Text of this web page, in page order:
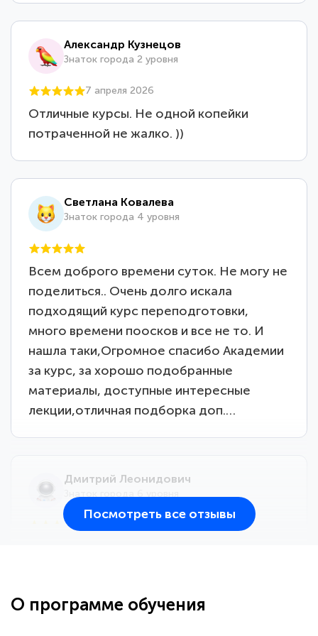
Александр Кузнецов
Знаток города 2 уровня
7 апреля 2026
Отличные курсы. Не одной копейки
потраченной не жалко. ))
Светлана Ковалева
Знаток города 4 уровня
Всем доброго времени суток. Не могу не
поделиться.. Очень долго искала
подходящий курс переподготовки,
много времени поосков и все не то. И
нашла таки,Огромное спасибо Академии
за курс, за хорошо подобранные
материалы, доступные интересные
лекции,отличная подборка доп.…
Дмитрий Леонидович
большое количество методических
Посмотреть все отзывы
О программе обучения